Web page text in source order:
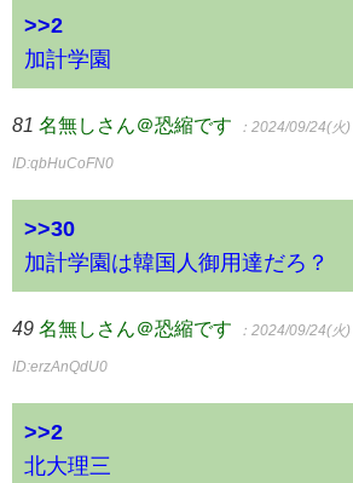
>>2
加計学園
81 名無しさん＠恐縮です ：2024/09/24(火
ID:qbHuCoFN0
>>30
加計学園は韓国人御用達だろ？
49 名無しさん＠恐縮です ：2024/09/24(火
ID:erzAnQdU0
>>2
北大理三